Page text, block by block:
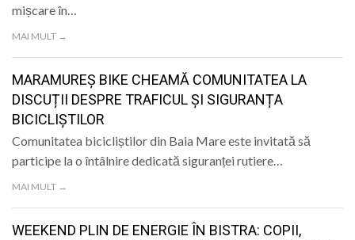
SPECIAL
POLITIC
LIFE
mișcare în…
MAI MULT →
MARAMUREȘ BIKE CHEAMĂ COMUNITATEA LA
DISCUȚII DESPRE TRAFICUL ȘI SIGURANȚA
BICICLIȘTILOR
Comunitatea bicicliștilor din Baia Mare este invitată să
participe la o întâlnire dedicată siguranței rutiere…
MAI MULT →
WEEKEND PLIN DE ENERGIE ÎN BISTRA: COPII,